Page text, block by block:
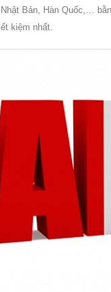
Bản, Hàn Quốc,…
kiệm nhất.